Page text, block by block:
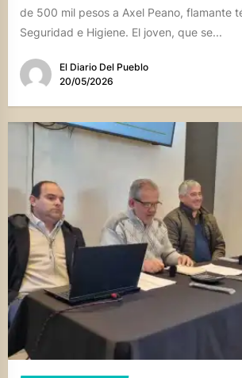
de 500 mil pesos a Axel Peano, flamante
Seguridad e Higiene. El joven, que se...
El Diario Del Pueblo
20/05/2026